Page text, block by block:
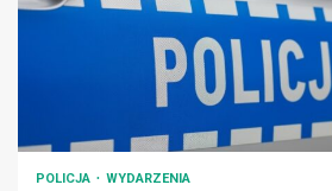
POLICJA WYDARZENIA